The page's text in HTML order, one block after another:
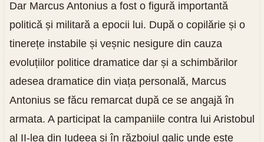
Dar Marcus Antonius a fost o figură importantă
politică și militară a epocii lui. După o copilărie și o
tinerețe instabile și veșnic nesigure din cauza
evoluțiilor politice dramatice dar și a schimbărilor
adesea dramatice din viața personală, Marcus
Antonius se făcu remarcat după ce se angajă în
armata. A participat la campaniile contra lui Aristobul
al II-lea din Iudeea și în războiul galic unde este